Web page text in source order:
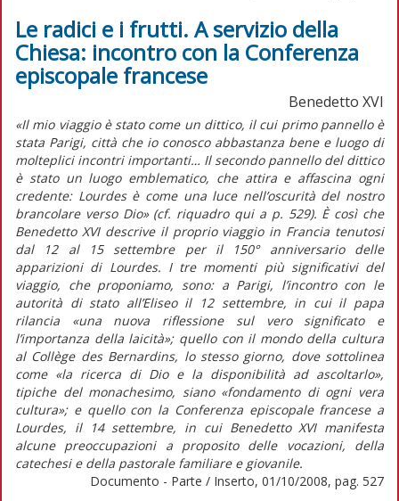
Le radici e i frutti. A servizio della
Chiesa: incontro con la Conferenza
episcopale francese
Benedetto XVI
«Il mio viaggio è stato come un dittico, il cui primo pannello è
stata Parigi, città che io conosco abbastanza bene e luogo di
molteplici incontri importanti… Il secondo pannello del dittico
è stato un luogo emblematico, che attira e affascina ogni
credente: Lourdes è come una luce nell’oscurità del nostro
brancolare verso Dio» (cf. riquadro qui a p. 529). È così che
Benedetto XVI descrive il proprio viaggio in Francia tenutosi
dal 12 al 15 settembre per il 150° anniversario delle
apparizioni di Lourdes. I tre momenti più significativi del
viaggio, che proponiamo, sono: a Parigi, l’incontro con le
autorità di stato all’Eliseo il 12 settembre, in cui il papa
rilancia «una nuova riflessione sul vero significato e
l’importanza della laicità»; quello con il mondo della cultura
al Collège des Bernardins, lo stesso giorno, dove sottolinea
come «la ricerca di Dio e la disponibilità ad ascoltarlo»,
tipiche del monachesimo, siano «fondamento di ogni vera
cultura»; e quello con la Conferenza episcopale francese a
Lourdes, il 14 settembre, in cui Benedetto XVI manifesta
alcune preoccupazioni a proposito delle vocazioni, della
catechesi e della pastorale familiare e giovanile.
Documento - Parte / Inserto, 01/10/2008, pag. 527